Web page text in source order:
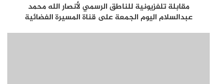
مقابلة تلفزيونية للناطق الرسمي لأنصار الله محمد
عبدالسلام اليوم الجمعة على قناة المسيرة الفضائية